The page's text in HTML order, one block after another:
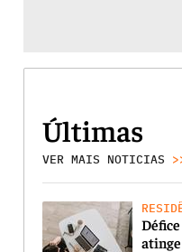
Últimas
VER MAIS NOTICIAS
atinge